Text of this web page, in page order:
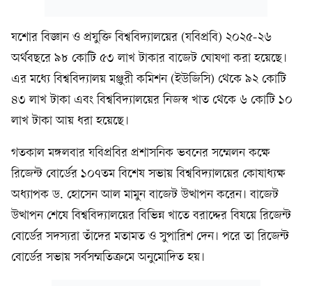
যশোর বিজ্ঞান ও প্রযুক্তি বিশ্ববিদ্যালয়ের (যবিপ্রবি) ২০২৫-২৬
অর্থবছরে ৯৮ কোটি ৫৩ লাখ টাকার বাজেট ঘোষণা করা হয়েছে।
এর মধ্যে বিশ্ববিদ্যালয় মঞ্জুরী কমিশন (ইউজিসি) থেকে ৯২ কোটি
৪৩ লাখ টাকা এবং বিশ্ববিদ্যালয়ের নিজস্ব খাত থেকে ৬ কোটি ১০
লাখ টাকা আয় ধরা হয়েছে।
গতকাল মঙ্গলবার যবিপ্রবির প্রশাসনিক ভবনের সম্মেলন কক্ষে
রিজেন্ট বোর্ডের ১০৭তম বিশেষ সভায় বিশ্ববিদ্যালয়ের কোষাধ্যক্ষ
অধ্যাপক ড. হোসেন আল মামুন বাজেট উত্থাপন করেন। বাজেট
উত্থাপন শেষে বিশ্ববিদ্যালয়ের বিভিন্ন খাতে বরাদ্দের বিষয়ে রিজেন্ট
বোর্ডের সদস্যরা তাঁদের মতামত ও সুপারিশ দেন। পরে তা রিজেন্ট
বোর্ডের সভায় সর্বসম্মতিক্রমে অনুমোদিত হয়।